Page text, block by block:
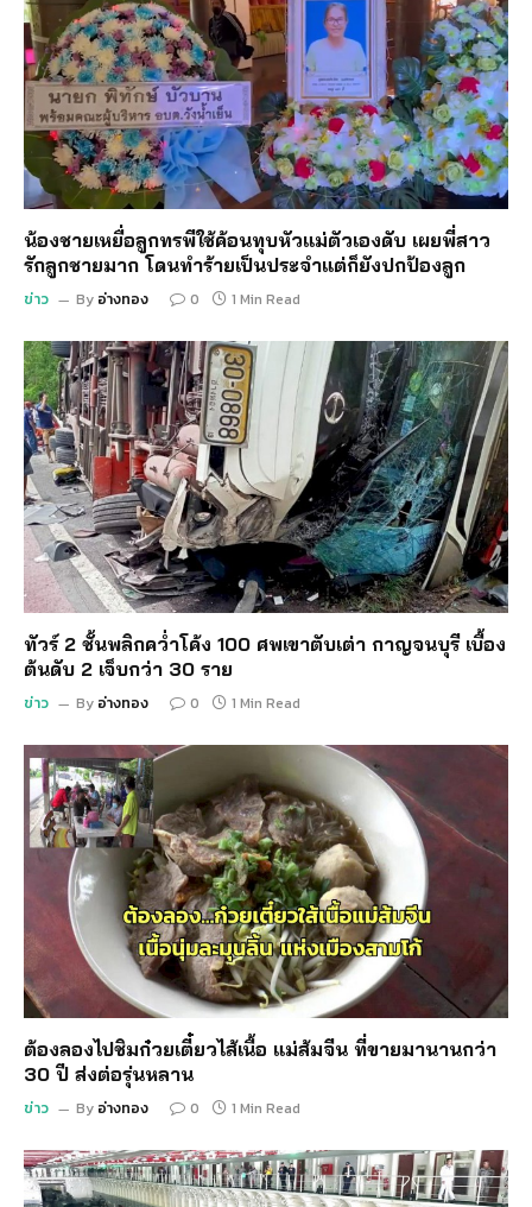
น้องชายเหยื่อลูกทรพีใช้ค้อนทุบหัวแม่ตัวเองดับ เผยพี่สาว
รักลูกชายมาก โดนทำร้ายเป็นประจำแต่ก็ยังปกป้องลูก
ข่าว By อ่างทอง 0 1 Min Read
ทัวร์ 2 ชั้นพลิกคว่ำโค้ง 100 ศพเขาตับเต่า กาญจนบุรี เบื้อง
ต้นดับ 2 เจ็บกว่า 30 ราย
ข่าว By อ่างทอง 0 1 Min Read
ต้องลองไปชิมก๋วยเตี๋ยวไส้เนื้อ แม่ส้มจีน ที่ขายมานานกว่า
30 ปี ส่งต่อรุ่นหลาน
ข่าว By อ่างทอง 0 1 Min Read